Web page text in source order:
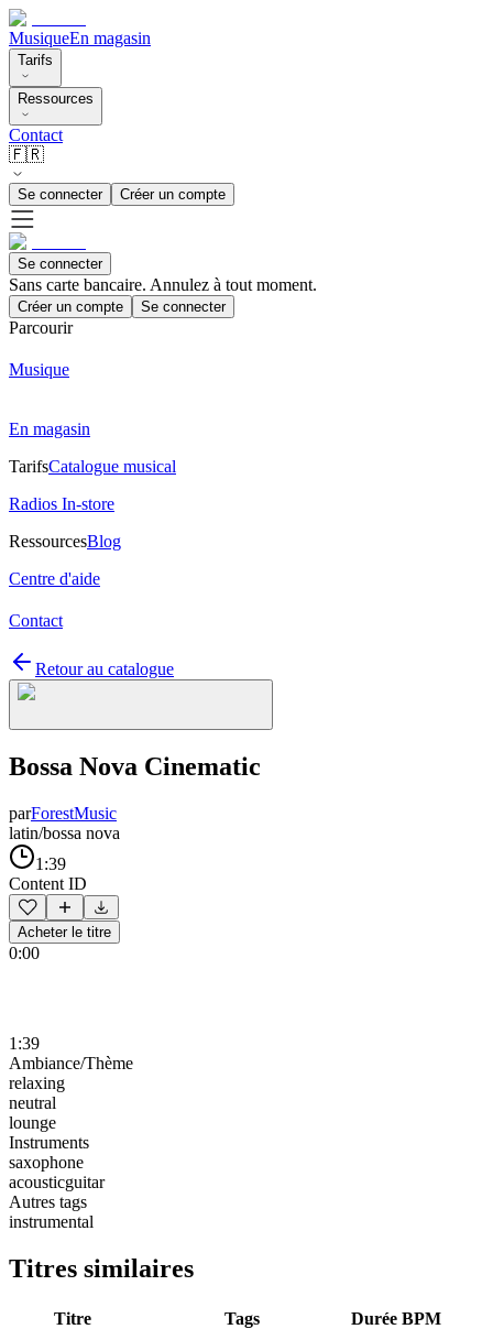
MusiqueEn magasin
Tarifs
Ressources
Contact
🇫🇷
Se connecter Créer un compte
Se connecter
Sans carte bancaire. Annulez à tout moment.
Créer un compte Se connecter
Parcourir
Musique
En magasin
TarifsCatalogue musical
Radios In-store
RessourcesBlog
Centre d'aide
Contact
Retour au catalogue
Bossa Nova Cinematic
parForestMusic
latin/bossa nova
1:39
Content ID
Acheter le titre
0:00
1:39
Ambiance/Thème
relaxing
neutral
lounge
Instruments
saxophone
acousticguitar
Autres tags
instrumental
Titres similaires
Titre Tags Durée BPM